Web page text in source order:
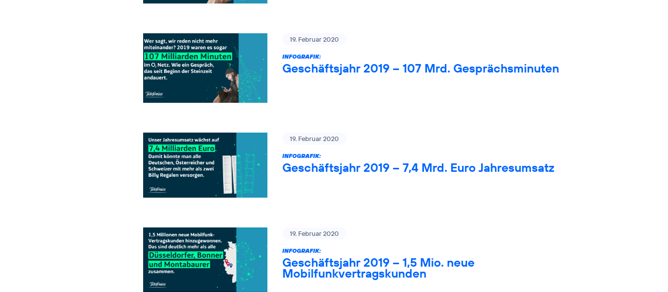
19. Februar 2020
INFOGRAFIK:
Geschäftsjahr 2019 – 107 Mrd. Gesprächsminuten
19. Februar 2020
INFOGRAFIK:
Geschäftsjahr 2019 – 7,4 Mrd. Euro Jahresumsatz
19. Februar 2020
INFOGRAFIK:
Geschäftsjahr 2019 – 1,5 Mio. neue
Mobilfunkvertragskunden